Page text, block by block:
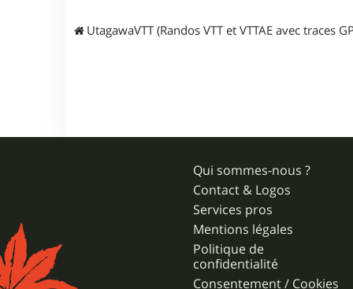
UtagawaVTT (Randos VTT et VTTAE avec traces
Qui sommes-nous ?
Contact & Logos
Services pros
Mentions légales
Politique de
confidentialité
Consentement / Cookies